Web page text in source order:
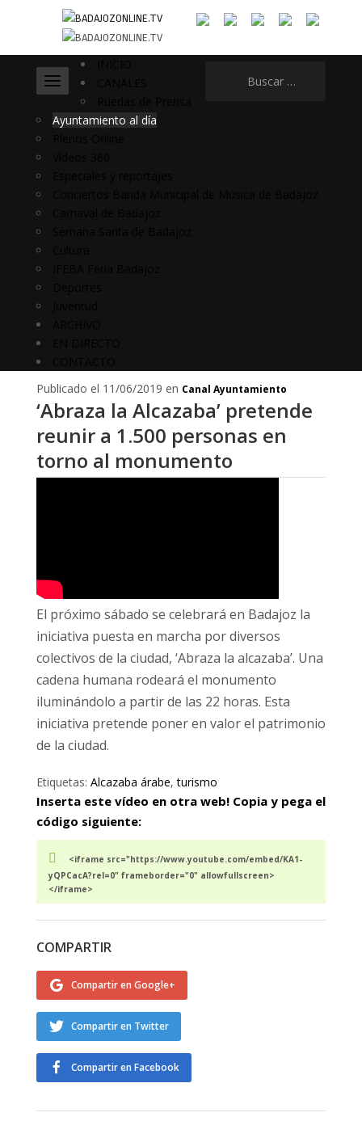
Ayuntamiento al día
Publicado el 11/06/2019 en Canal Ayuntamiento
‘Abraza la Alcazaba’ pretende
reunir a 1.500 personas en
torno al monumento
El próximo sábado se celebrará en Badajoz la
iniciativa puesta en marcha por diversos
colectivos de la ciudad, ‘Abraza la alcazaba’. Una
cadena humana rodeará el monumento
iluminándolo a partir de las 22 horas. Esta
iniciativa pretende poner en valor el patrimonio
de la ciudad.
Etiquetas: Alcazaba árabe,turismo
Inserta este vídeo en otra web! Copia y pega el
código siguiente:
<iframe src="https://www.youtube.com/embed/KA1-
yQPCacA?rel=0" frameborder="0" allowfullscreen>
</iframe>
COMPARTIR
Compartir en Google+
Compartir en Twitter
Compartir en Facebook